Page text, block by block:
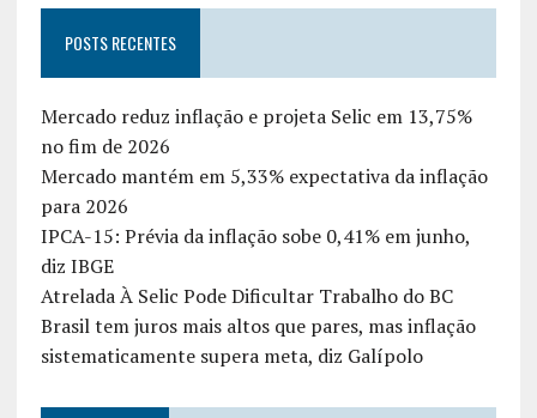
POSTS RECENTES
Mercado reduz inflação e projeta Selic em 13,75%
no fim de 2026
Mercado mantém em 5,33% expectativa da inflação
para 2026
IPCA-15: Prévia da inflação sobe 0,41% em junho,
diz IBGE
Atrelada À Selic Pode Dificultar Trabalho do BC
Brasil tem juros mais altos que pares, mas inflação
sistematicamente supera meta, diz Galípolo